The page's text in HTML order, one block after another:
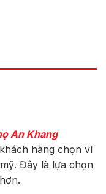
An Khang
hàng chọn vì
Đây là lựa chọn